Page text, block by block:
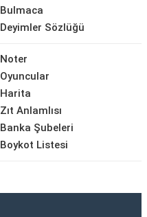
Bulmaca
Deyimler Sözlüğü
Noter
Oyuncular
Harita
Zıt Anlamlısı
Banka Şubeleri
Boykot Listesi